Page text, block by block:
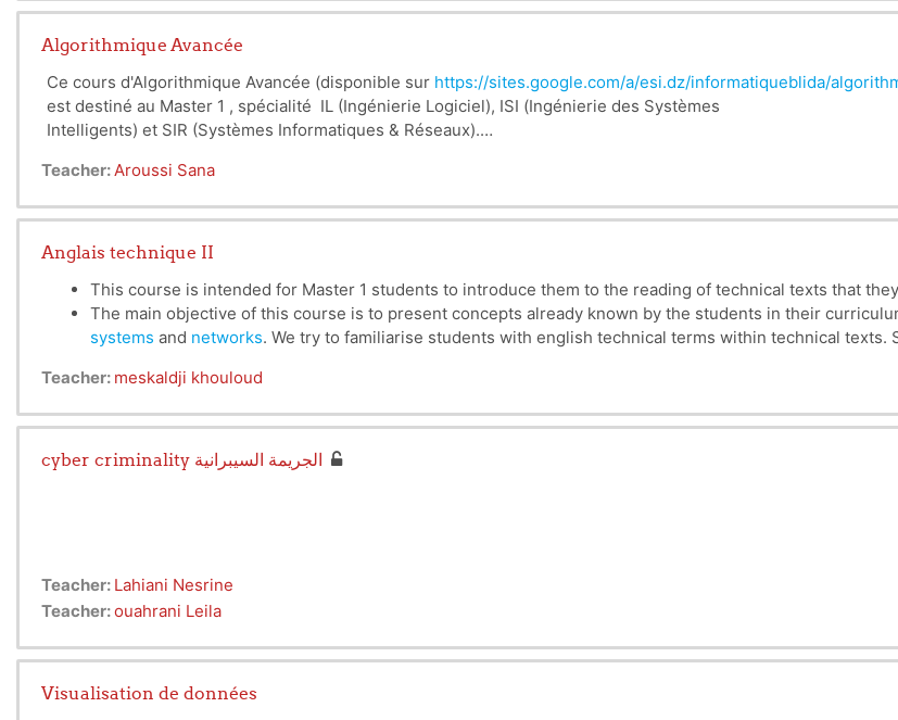
Algorithmique Avancée
Ce cours d'Algorithmique Avancée (disponible sur https://sites.google.com/a/esi.dz/informatiqueblida/
est destiné au Master 1 , spécialité IL (Ingénierie Logiciel), ISI (Ingénierie des Systèmes
Intelligents) et SIR (Systèmes Informatiques & Réseaux).
Teacher:Aroussi Sana
Anglais technique II
This course is intended for Master 1 students to introduce them to the reading of technical texts that
The main objective of this course is to present concepts already known by the students in their
systems and networks. We try to familiarise students with english technical terms within technical
Teacher: meskaldji khouloud
cyber criminality الجريمة السيبرانية
Objectives - Causes - Methods of crime and treatment - infiltrators - Information security culture -
Teacher: Lahiani Nesrine
Teacher:ouahrani Leila
Visualisation de données